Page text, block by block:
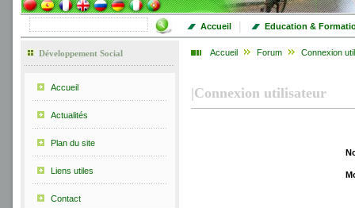
Accueil | Education &
Développement Social
Accueil
Actualités
Plan du site
Liens utiles
Contact
Accueil Forum Connexion
|Connexion utilisateur